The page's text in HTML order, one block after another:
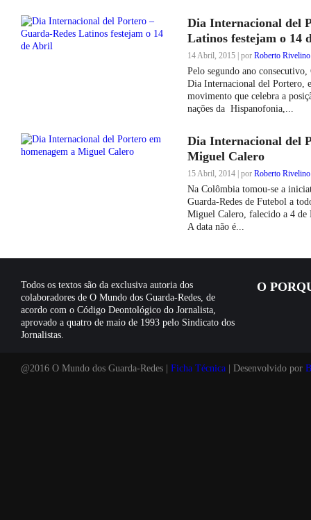
Dia Internacional del
Latinos festejam o 14
14 Abril, 2015 | por Roberto Rivelino
Pelo segundo ano
Dia Internacional del Portero,
movimento que celebra a
nações da Hispanofonia,...
Dia Internacional del
Miguel Calero
15 Abril, 2014 | por Roberto Rivelino
Na Colômbia tomou-se a
Guarda-Redes de Futebol a
Miguel Calero, falecido a 4 de
A data não é...
Todos os textos são da exclusiva autoria dos
colaboradores de O Mundo dos Guarda-Redes, de
acordo com o Código Deontológico do Jornalista,
aprovado a quatro de maio de 1993 pelo Sindicato dos
Jornalistas.
O
@2016 O Mundo dos Guarda-Redes | Ficha Técnica | Desenvolvido por